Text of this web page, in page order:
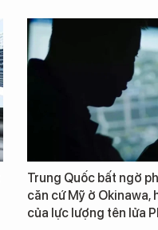
Trung Quốc bất ngờ
căn cứ Mỹ ở Okinawa,
của lực lượng tên lửa